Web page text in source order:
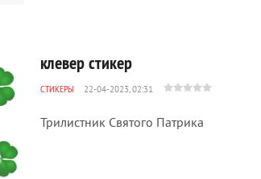
клевер стикер
СТИКЕРЫ 22-04-2023, 02:31
Трилистник Святого Патрика